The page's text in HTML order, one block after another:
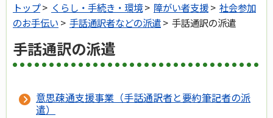
トップ> くらし・手続き・環境> 障がい者支援> 社会参加
のお手伝い > 手話通訳者などの派遣> 手話通訳の派遣
手話通訳の派遣
意思疎通支援事業（手話通訳者と要約筆記者の派
遣）